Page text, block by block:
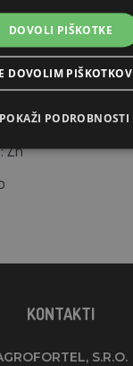
Zn
KONTAKTI
S.R.O.
DOVOLI PIŠKOTKE
DOVOLIM PIŠKOTKOV
POKAŽI PODROBNOSTI